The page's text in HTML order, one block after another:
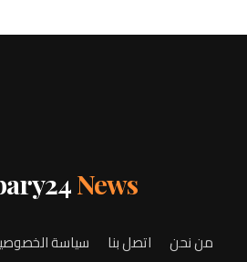
News
من نحن اتصل بنا سياسة